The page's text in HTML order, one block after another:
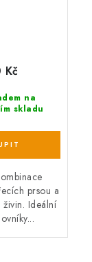
na
skladu
Kč
prsou a
živin. Ideální